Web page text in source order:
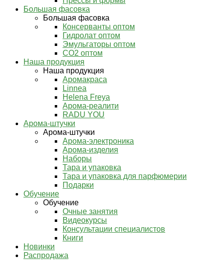
Большая фасовка
Большая фасовка
Консерванты оптом
Гидролат оптом
Эмульгаторы оптом
СО2 оптом
Наша продукция
Наша продукция
Аромакраса
Linnea
Helena Freya
Арома-реалити
RADU YOU
Арома-штучки
Арома-штучки
Арома-электроника
Арома-изделия
Наборы
Тара и упаковка
Тара и упаковка для парфюмерии
Подарки
Обучение
Обучение
Очные занятия
Видеокурсы
Консультации специалистов
Книги
Новинки
Распродажа